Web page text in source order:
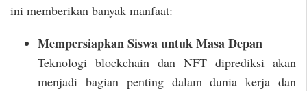
ini memberikan banyak manfaat:
Mempersiapkan Siswa untuk Masa Depan
Teknologi blockchain dan NFT diprediksi akan
menjadi bagian penting dalam dunia kerja dan